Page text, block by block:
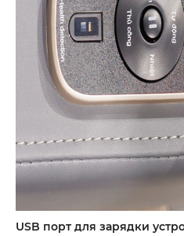
USB порт для зарядки